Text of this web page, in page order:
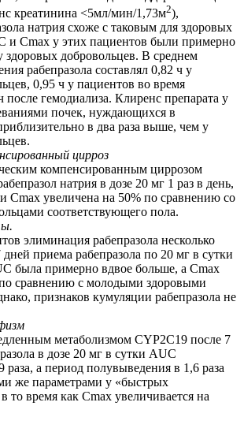
креатинина <5мл/мин/1,73м2),
натрия схоже с таковым для здоровых
и Сmax у этих пациентов были примерно
добровольцев. В среднем
рабепразола составлял 0,82 ч у
0,95 ч у пациентов во время
после гемодиализа. Клиренс препарата у
почек, нуждающихся в
в два раза выше, чем у
цирроз
компенсированным циррозом
натрия в дозе 20 мг 1 раз в день,
Сmax увеличена на 50% по сравнению со
соответствующего пола.
элиминация рабепразола несколько
приема рабепразола по 20 мг в сутки
была примерно вдвое больше, а Сmax
сравнению с молодыми здоровыми
признаков кумуляции рабепразола не
метаболизмом CYP2С19 после 7
в дозе 20 мг в сутки AUC
раза, а период полувыведения в 1,6 раза
же параметрами у «быстрых
то время как Сmax увеличивается на